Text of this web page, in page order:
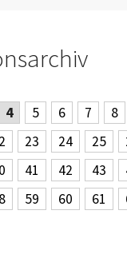
4 5 6 7 8
23 24 25
41 42 43
59 60 61